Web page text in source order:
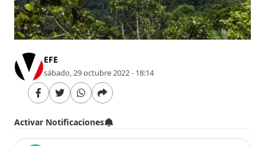
EFE
sábado, 29 octubre 2022 - 18:14
Activar Notificaciones